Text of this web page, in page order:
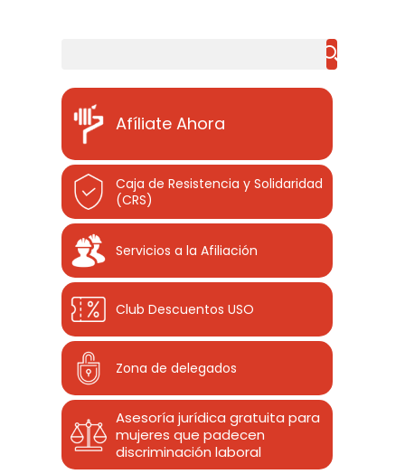
Afíliate Ahora
Caja de Resistencia y Solidaridad
(CRS)
Servicios a la Afiliación
Club Descuentos USO
Zona de delegados
Asesoría jurídica gratuita para
mujeres que padecen
discriminación laboral